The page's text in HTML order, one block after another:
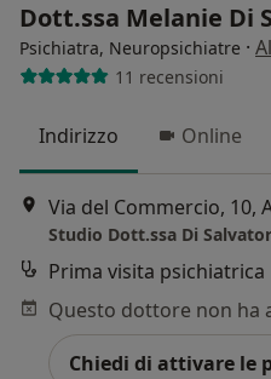
Dott.ssa Melanie Di
Psichiatra, Neuropsichiatre ·
11 recensioni
Indirizzo Online
Via del Commercio, 10,
Studio Dott.ssa Di
Prima visita psichiatrica
Chiedi di attivare le